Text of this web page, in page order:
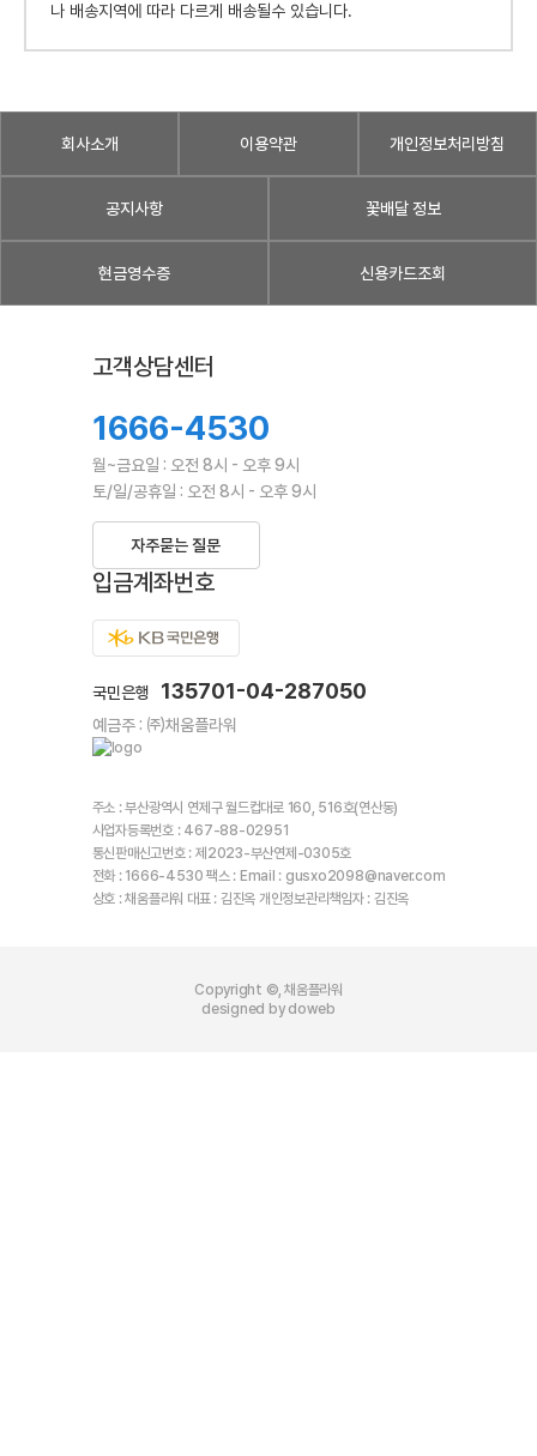
나 배송지역에 따라 다르게 배송될수 있습니다.
회사소개 이용약관 개인정보처리방침
공지사항 꽃배달 정보
현금영수증 신용카드조회
고객상담센터
1666-4530
월~금요일 : 오전 8시 - 오후 9시
토/일/공휴일 : 오전 8시 - 오후 9시
자주묻는 질문
입금계좌번호
국민은행 135701-04-287050
예금주 : ㈜채움플라워
주소 : 부산광역시 연제구 월드컵대로 160, 516호(연산동)
사업자등록번호 : 467-88-02951
통신판매신고번호 : 제2023-부산연제-0305호
전화 : 1666-4530 팩스 : Email : gusxo2098@naver.com
상호 : 채움플라워 대표 : 김진옥 개인정보관리책임자 : 김진옥
Copyright ©, 채움플라워
designed by doweb